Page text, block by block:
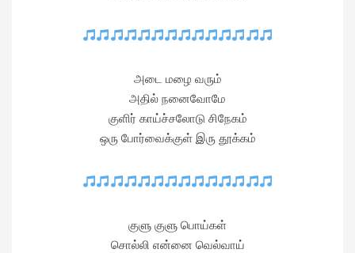
அடை மழை வரும்
அதில் நனைவோமே
குளிர் காய்ச்சலோடு சிநேகம்
ஒரு போர்வைக்குள் இரு தூக்கம்
குளு குளு பொய்கள்
சொல்லி என்னை வெல்வாய்